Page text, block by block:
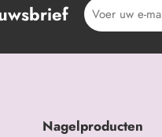
Nagelproducten